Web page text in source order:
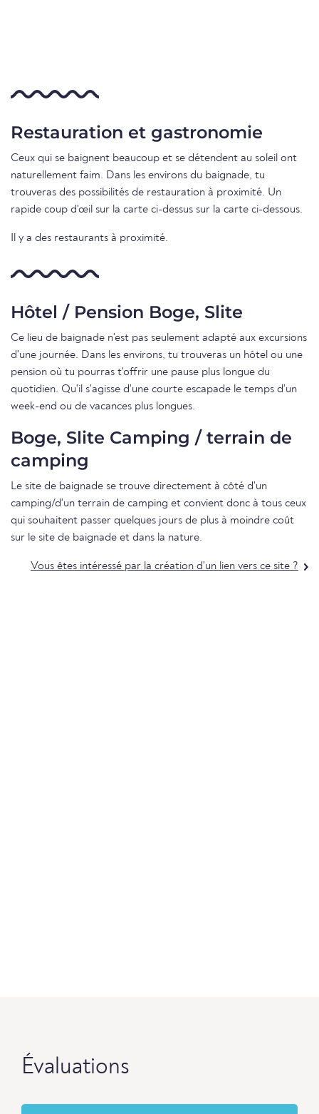
Restauration et gastronomie
Ceux qui se baignent beaucoup et se détendent au soleil ont
naturellement faim. Dans les environs du baignade, tu
trouveras des possibilités de restauration à proximité. Un
rapide coup d'œil sur la carte ci-dessus sur la carte ci-dessous.
Il y a des restaurants à proximité.
Hôtel / Pension Boge, Slite
Ce lieu de baignade n'est pas seulement adapté aux excursions
d'une journée. Dans les environs, tu trouveras un hôtel ou une
pension où tu pourras t'offrir une pause plus longue du
quotidien. Qu'il s'agisse d'une courte escapade le temps d'un
week-end ou de vacances plus longues.
Boge, Slite Camping / terrain de
camping
Le site de baignade se trouve directement à côté d'un
camping/d'un terrain de camping et convient donc à tous ceux
qui souhaitent passer quelques jours de plus à moindre coût
sur le site de baignade et dans la nature.
Vous êtes intéressé par la création d'un lien vers ce site ?
Évaluations